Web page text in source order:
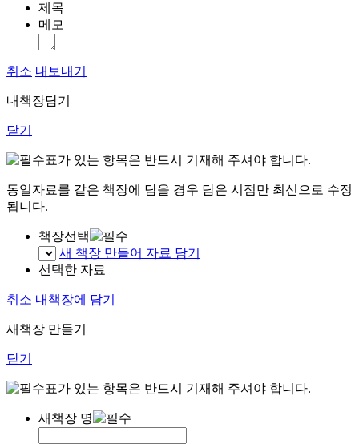
제목
메모
취소 내보내기
내책장담기
닫기
표가 있는 항목은 반드시 기재해 주셔야 합니다.
동일자료를 같은 책장에 담을 경우 담은 시점만 최신으로 수정
됩니다.
책장선택
새 책장 만들어 자료 담기
선택한 자료
취소 내책장에 담기
새책장 만들기
닫기
표가 있는 항목은 반드시 기재해 주셔야 합니다.
새책장 명